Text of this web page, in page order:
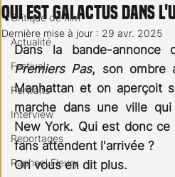
Critique de film
Actualité
Festival
Portraits
Interview
Reportages
Raphael Fleury
Qui est Galactus dans
Dernière mise à jour : 29 avr. 2025
Dans la bande-annonce
Premiers Pas, son ombre
Manhattan et on aperçoit
marche dans une ville
New York. Qui est donc
fans attendent l'arrivée ?
On vous en dit plus.